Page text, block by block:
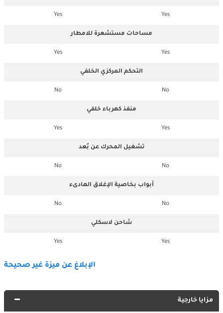
Yes
Yes
مساحات مستشعرة للامطار
Yes
Yes
التحكم المركزي الخلفي
No
No
منفذ كهرباء خلفي
Yes
Yes
تشغيل المحرك عن بُعد
No
No
أبواب بخاصية الإغلاق الهادىء
No
No
شاحن لاسكلي
Yes
Yes
الإبلاغ عن ميزة غير صحيحة
مزايا خارجية